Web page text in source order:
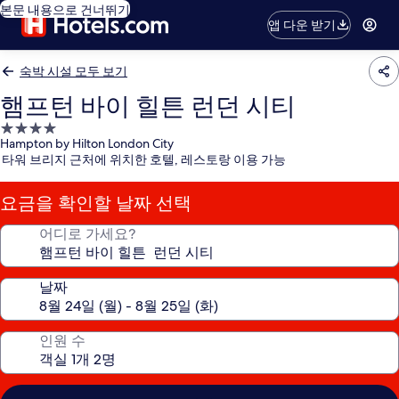
본문 내용으로 건너뛰기
앱 다운 받기
숙박 시설 모두 보기
햄프턴 바이 힐튼 런던 시티
4.0
성
급
숙
박
시
Hampton by Hilton London City
타워 브리지 근처에 위치한 호텔, 레스토랑 이용 가능
요금을 확인할 날짜 선택
어디로 가세요?
날짜
인원 수